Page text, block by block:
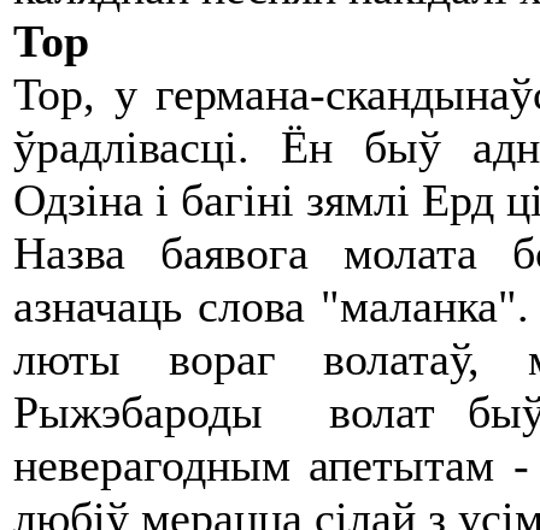
Тор
Тор, у германа-
ўрадлівасці. Ён быў
Одзіна і багіні зямлі Ерд
Назва баявога молата
азначаць слова
люты вораг волатаў,
Рыжэбароды волат быў
неверагодным апетытам -
любіў мерацца сілай з